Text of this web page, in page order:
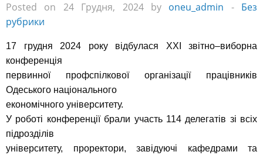
Posted on 24 Грудня, 2024 by oneu_admin - Без
рубрики
17 грудня 2024 року відбулася ХХІ звітно–виборна
конференція
первинної профспілкової організації працівників
Одеського національного
економічного університету.
У роботі конференції брали участь 114 делегатів зі всіх
підрозділів
університету, проректори, завідуючі кафедрами та